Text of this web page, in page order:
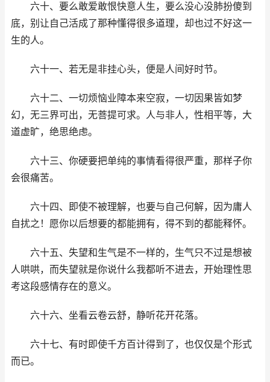
六十、要么敢爱敢恨快意人生，要么没心没肺扮傻到
底，别让自己活成了那种懂得很多道理，却也过不好这一
生的人。
六十一、若无是非挂心头，便是人间好时节。
六十二、一切烦恼业障本来空寂，一切因果皆如梦
幻，无三界可出，无菩提可求。人与非人，性相平等，大
道虚旷，绝思绝虑。
六十三、你硬要把单纯的事情看得很严重，那样子你
会很痛苦。
六十四、即使不被理解，也要与自己何解，因为庸人
自扰之！愿你以后想要的都能拥有，得不到的都能释怀。
六十五、失望和生气是不一样的，生气只不过是想被
人哄哄，而失望就是你说什么我都听不进去，开始理性思
考这段感情存在的意义。
六十六、坐看云卷云舒，静听花开花落。
六十七、有时即使千方百计得到了，也仅仅是个形式
而已。